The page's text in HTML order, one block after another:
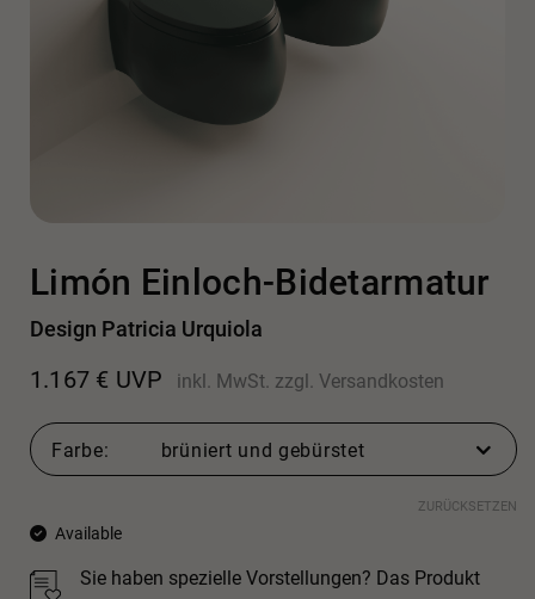
Limón Einloch-Bidetarmatur
Design Patricia Urquiola
1.167 € UVP inkl. MwSt. zzgl.Versandkosten
Farbe brüniert und gebürstet
ZURÜCKSETZEN
Available
Sie haben spezielle Vorstellungen? Das Produkt